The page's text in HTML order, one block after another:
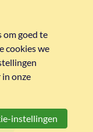
om goed te
cookies we
onze
instellingen